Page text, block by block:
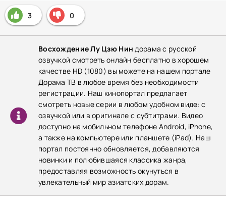
3 0
Восхождение Лу Цзю Нин дорама с русской
озвучкой смотреть онлайн бесплатно в хорошем
качестве HD (1080) вы можете на нашем портале
Дорама ТВ в любое время без необходимости
регистрации. Наш кинопортал предлагает
смотреть новые серии в любом удобном виде: с
озвучкой или в оригинале с субтитрами. Видео
доступно на мобильном телефоне Android, iPhone,
а также на компьютере или планшете (iPad). Наш
портал постоянно обновляется, добавляются
новинки и полюбившаяся классика жанра,
предоставляя возможность окунуться в
увлекательный мир азиатских дорам.